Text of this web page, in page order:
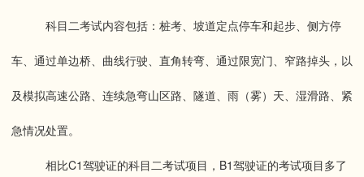
科目二考试内容包括：桩考、坡道定点停车和起步、侧方停
车、通过单边桥、曲线行驶、直角转弯、通过限宽门、窄路掉头，以
及模拟高速公路、连续急弯山区路、隧道、雨（雾）天、湿滑路、紧
急情况处置。
相比C1驾驶证的科目二考试项目，B1驾驶证的考试项目多了